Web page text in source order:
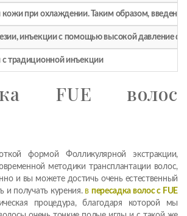
кожи при охлаждении. Таким образом,
инъекции с помощью высокой давление
с традиционной инъекции
FUE волос
формой Фолликулярной экстракции,
методики трансплантации волос,
и вы можете достичь очень естественный
и получать курения. в пересадка волос с FUE
процедура, благодаря которой мы